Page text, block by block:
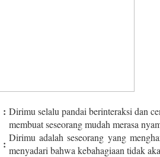
: Dirimu selalu pandai berinteraksi dan
membuat seseorang mudah merasa
: Dirimu adalah seseorang yang
menyadari bahwa kebahagiaan tidak